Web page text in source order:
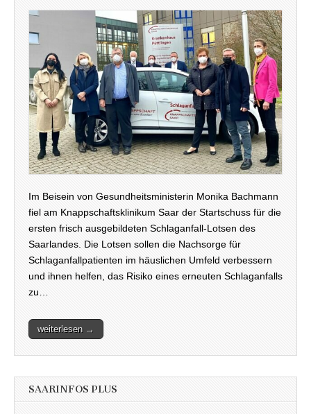
Im Beisein von Gesundheitsministerin Monika Bachmann
fiel am Knappschaftsklinikum Saar der Startschuss für die
ersten frisch ausgebildeten Schlaganfall-Lotsen des
Saarlandes. Die Lotsen sollen die Nachsorge für
Schlaganfallpatienten im häuslichen Umfeld verbessern
und ihnen helfen, das Risiko eines erneuten Schlaganfalls
zu…
weiterlesen →
SAARINFOS PLUS